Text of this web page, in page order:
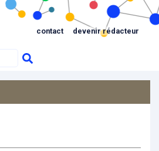
contact devenir rédacteur